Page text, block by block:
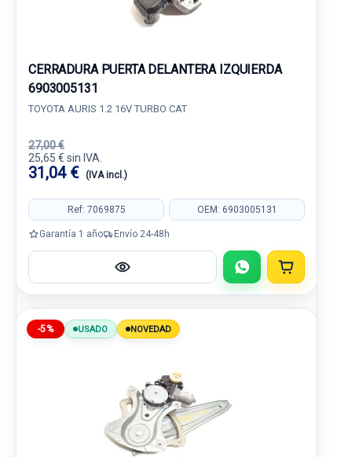
CERRADURA PUERTA DELANTERA IZQUIERDA
6903005131
TOYOTA AURIS 1.2 16V TURBO CAT
27,00 €
25,65 € sin IVA.
31,04 € (IVA incl.)
Ref: 7069875 OEM: 6903005131
Garantía 1 año Envío 24-48h
-5% USADO NOVEDAD